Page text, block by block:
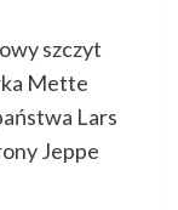
szczyt
Mette
Lars
Jeppe